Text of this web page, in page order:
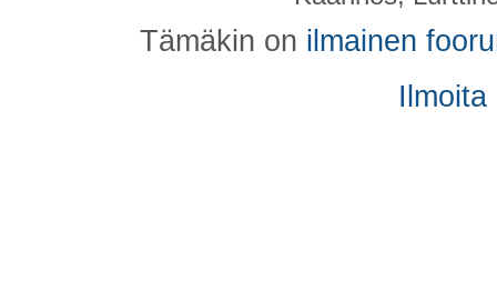
Tämäkin on ilmainen